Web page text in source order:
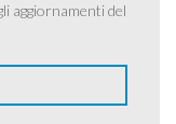
aggiornamenti del